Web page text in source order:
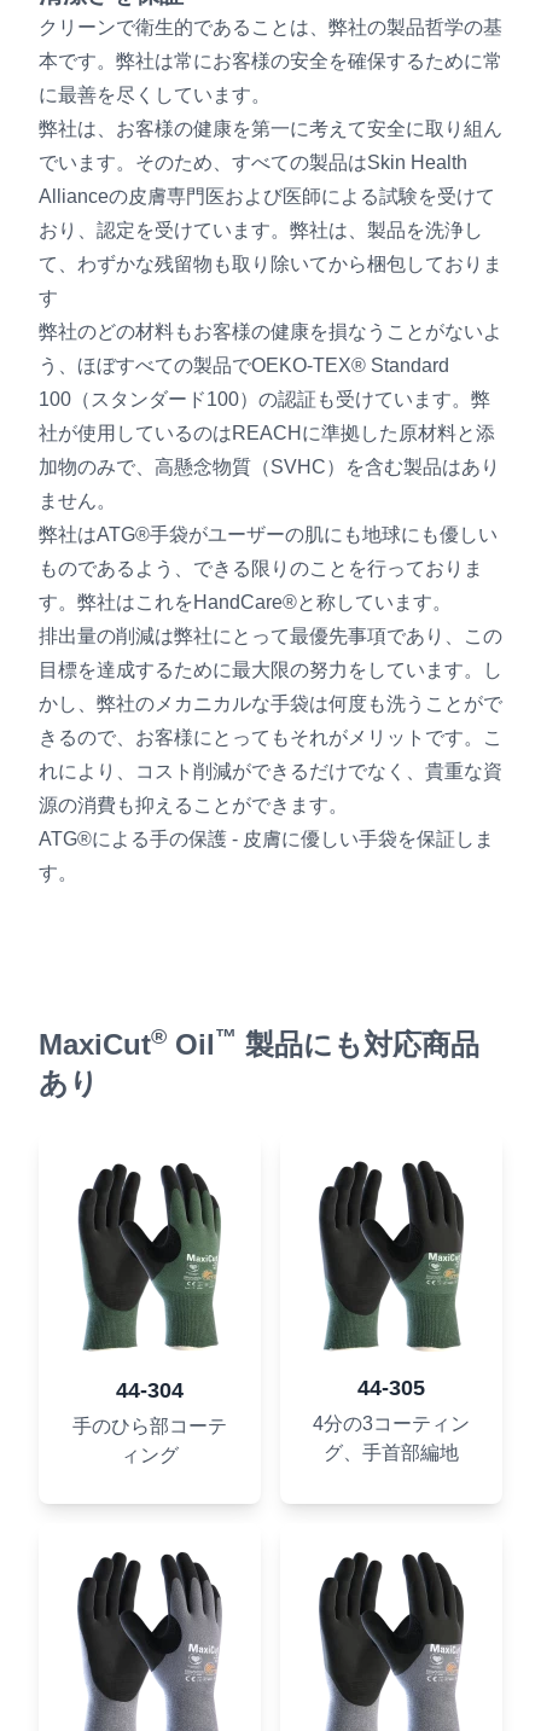
クリーンで衛生的であることは、弊社の製品哲学の基
本です。弊社は常にお客様の安全を確保するために常
に最善を尽くしています。
弊社は、お客様の健康を第一に考えて安全に取り組ん
でいます。そのため、すべての製品はSkin Health
Allianceの皮膚専門医および医師による試験を受けて
おり、認定を受けています。弊社は、製品を洗浄し
て、わずかな残留物も取り除いてから梱包しておりま
す
弊社のどの材料もお客様の健康を損なうことがないよ
う、ほぼすべての製品でOEKO-TEX® Standard
100（スタンダード100）の認証も受けています。弊
社が使用しているのはREACHに準拠した原材料と添
加物のみで、高懸念物質（SVHC）を含む製品はあり
ません。
弊社はATG®手袋がユーザーの肌にも地球にも優しい
ものであるよう、できる限りのことを行っておりま
す。弊社はこれをHandCare®と称しています。
排出量の削減は弊社にとって最優先事項であり、この
目標を達成するために最大限の努力をしています。し
かし、弊社のメカニカルな手袋は何度も洗うことがで
きるので、お客様にとってもそれがメリットです。こ
れにより、コスト削減ができるだけでなく、貴重な資
源の消費も抑えることができます。
ATG®による手の保護 - 皮膚に優しい手袋を保証しま
す。
MaxiCut® Oil™ 製品にも対応商品
あり
44-304
手のひら部コーテ
ィング
44-305
4分の3コーティン
グ、手首部編地